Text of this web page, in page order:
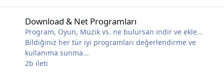
Download & Net Programları
Program, Oyun, Müzik vs. ne bulursan indir ve ekle...
Bildiğiniz her tür iyi programları değerlendirme ve
kullanıma sunma...
2b ileti